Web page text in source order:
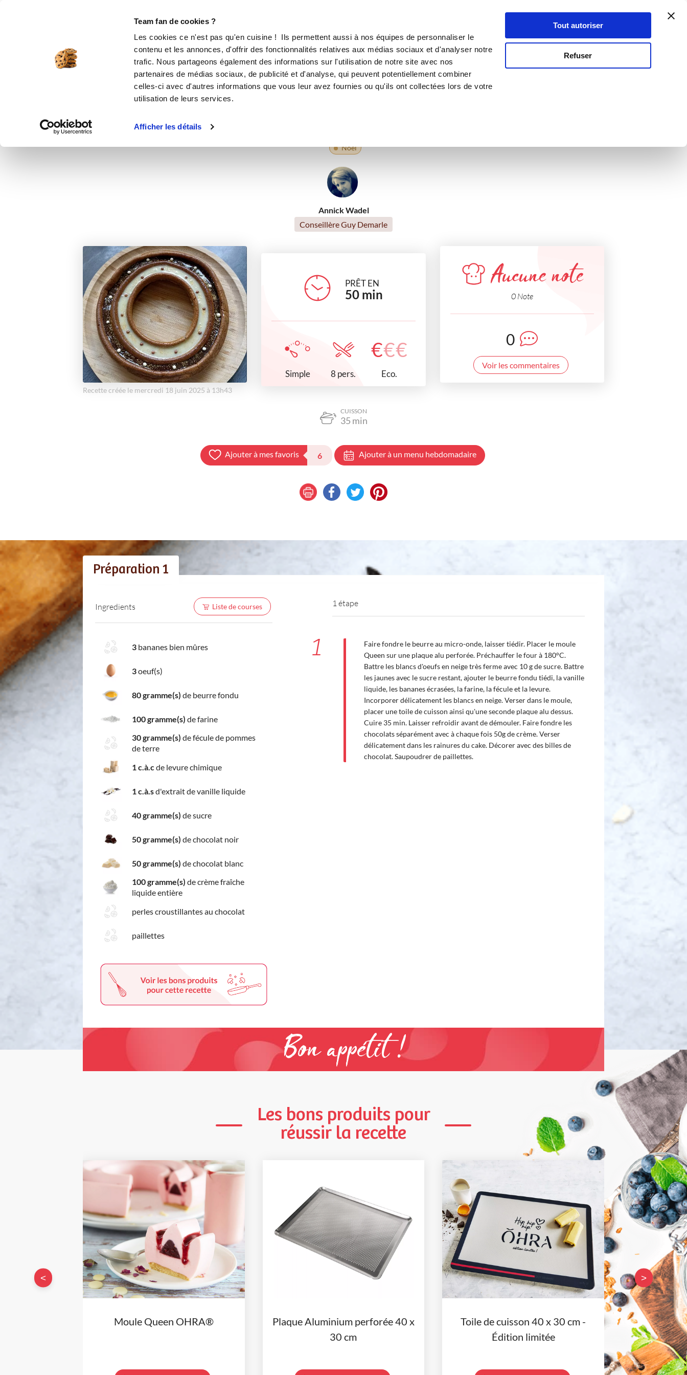
Team fan de cookies ?
Les cookies ce n'est pas qu'en cuisine ! Ils permettent aussi à nos équipes de personnaliser le
contenu et les annonces, d'offrir des fonctionnalités relatives aux médias sociaux et d'analyser notre
trafic. Nous partageons également des informations sur l'utilisation de notre site avec nos
partenaires de médias sociaux, de publicité et d'analyse, qui peuvent potentiellement combiner
celles-ci avec d'autres informations que vous leur avez fournies ou qu'ils ont collectées lors de votre
utilisation de leurs services.
Afficher les détails
Tout autoriser
Refuser
Se connecter
Banana Queen
desserts Anniversaire Halloween Petit déjeuner Recettes fruitées
Saveurs de nos régions Saint-Valentin Repas de fête Printemps Saint Patrick
Automne
Noël
Annick Wadel
Conseillère Guy Demarle
Recette créée le mercredi 18 juin 2025 à 13h43
PRÊT EN
50 min
Simple 8 pers.
€€€
Eco.
Aucune note
0 Note
0
Voir les commentaires
CUISSON
35 min
Ajouter à mes favoris 6 Ajouter à un menu hebdomadaire
Préparation 1
Ingredients Liste de courses
3 bananes bien mûres
3oeuf(s)
80 gramme(s) de beurre fondu
100 gramme(s) de farine
30 gramme(s) de fécule de pommes
de terre
1 c.à.c de levure chimique
1 c.à.sd'extrait de vanille liquide
40 gramme(s) de sucre
50 gramme(s) de chocolat noir
50 gramme(s) de chocolat blanc
100 gramme(s) de crème fraîche
liquide entière
perles croustillantes au chocolat
paillettes
1 étape
1
Faire fondre le beurre au micro-onde, laisser tiédir. Placer le moule
Queen sur une plaque alu perforée. Préchauffer le four à 180°C.
Battre les blancs d'oeufs en neige très ferme avec 10 g de sucre. Battre
les jaunes avec le sucre restant, ajouter le beurre fondu tiédi, la vanille
liquide, les bananes écrasées, la farine, la fécule et la levure.
Incorporer délicatement les blancs en neige. Verser dans le moule,
placer une toile de cuisson ainsi qu'une seconde plaque alu dessus.
Cuire 35 min. Laisser refroidir avant de démouler. Faire fondre les
chocolats séparément avec à chaque fois 50g de crème. Verser
délicatement dans les rainures du cake. Décorer avec des billes de
chocolat. Saupoudrer de paillettes.
Bon appétit !
Les bons produits pour
réussir la recette
Moule Queen OHRA®
Plaque Aluminium perforée 40 x
30 cm
Toile de cuisson 40 x 30 cm -
Édition limitée
< >